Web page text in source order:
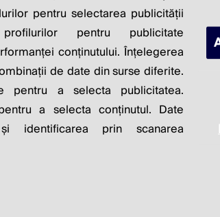
Politica de cookie Politica de
pentru selectarea publicității
pentru publicitate
conținutului. Înțelegerea
de date din surse diferite.
pentru a selecta publicitatea.
a selecta conținutul. Date
identificarea prin scanarea